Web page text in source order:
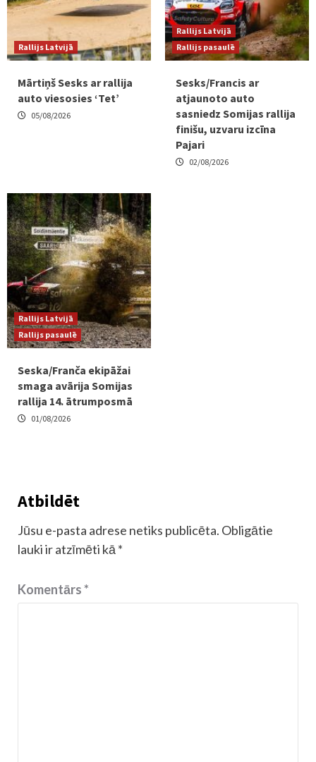
Rallijs Latvijā
Mārtiņš Sesks ar rallija
auto viesosies ‘Tet’
05/08/2026
Rallijs Latvijā
Rallijs pasaulē
Sesks/Francis ar
atjaunoto auto
sasniedz Somijas rallija
finišu, uzvaru izcīna
Pajari
02/08/2026
Rallijs Latvijā
Rallijs pasaulē
Seska/Franča ekipāžai
smaga avārija Somijas
rallija 14. ātrumposmā
01/08/2026
Atbildēt
Jūsu e-pasta adrese netiks publicēta. Obligātie
lauki ir atzīmēti kā *
Komentārs*